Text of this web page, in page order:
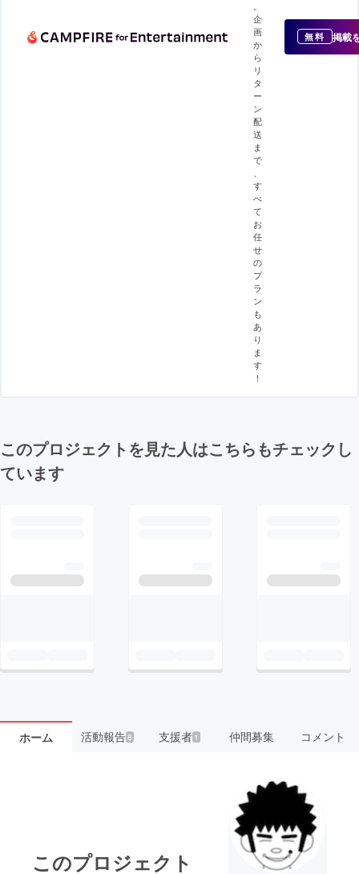
企
画
か
ら
リ
タ
ー
ン
配
送
ま
で
す
べ
て
お
任
せ
の
プ
ラ
ン
も
あ
り
ま
す
！
無料 掲載
このプロジェクトを見た人はこちらもチェックし
ています
ホーム 活動報告8 支援者 1 仲間募集 コメント
このプロジェクト